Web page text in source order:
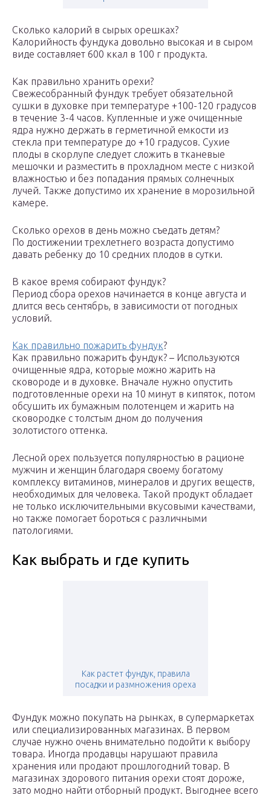
Сколько калорий в сырых орешках?
Калорийность фундука довольно высокая и в сыром
виде составляет 600 ккал в 100 г продукта.
Как правильно хранить орехи?
Свежесобранный фундук требует обязательной
сушки в духовке при температуре +100-120 градусов
в течение 3-4 часов. Купленные и уже очищенные
ядра нужно держать в герметичной емкости из
стекла при температуре до +10 градусов. Сухие
плоды в скорлупе следует сложить в тканевые
мешочки и разместить в прохладном месте с низкой
влажностью и без попадания прямых солнечных
лучей. Также допустимо их хранение в морозильной
камере.
Сколько орехов в день можно съедать детям?
По достижении трехлетнего возраста допустимо
давать ребенку до 10 средних плодов в сутки.
В какое время собирают фундук?
Период сбора орехов начинается в конце августа и
длится весь сентябрь, в зависимости от погодных
условий.
Как правильно пожарить фундук?
Как правильно пожарить фундук? – Используются
очищенные ядра, которые можно жарить на
сковороде и в духовке. Вначале нужно опустить
подготовленные орехи на 10 минут в кипяток, потом
обсушить их бумажным полотенцем и жарить на
сковородке с толстым дном до получения
золотистого оттенка.
Лесной орех пользуется популярностью в рационе
мужчин и женщин благодаря своему богатому
комплексу витаминов, минералов и других веществ,
необходимых для человека. Такой продукт обладает
не только исключительными вкусовыми качествами,
но также помогает бороться с различными
патологиями.
Как выбрать и где купить
Как растет фундук, правила
посадки и размножения ореха
Фундук можно покупать на рынках, в супермаркетах
или специализированных магазинах. В первом
случае нужно очень внимательно подойти к выбору
товара. Иногда продавцы нарушают правила
хранения или продают прошлогодний товар. В
магазинах здорового питания орехи стоят дороже,
зато модно найти отборный продукт. Выгоднее всего